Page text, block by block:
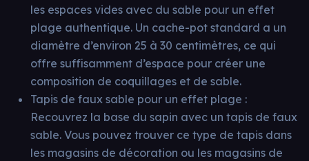
les espaces vides avec du sable pour un effet
plage authentique. Un cache-pot standard a un
diamètre d’environ 25 à 30 centimètres, ce qui
offre suffisamment d’espace pour créer une
composition de coquillages et de sable.
Tapis de faux sable pour un effet plage :
Recouvrez la base du sapin avec un tapis de faux
sable. Vous pouvez trouver ce type de tapis dans
les magasins de décoration ou les magasins de